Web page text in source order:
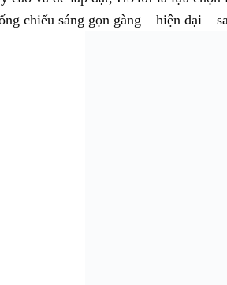
chiếu sáng gọn gàng – hiện đại –